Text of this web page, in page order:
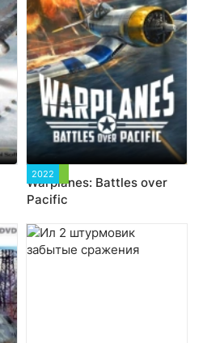
2022
Warplanes: Battles over
Pacific